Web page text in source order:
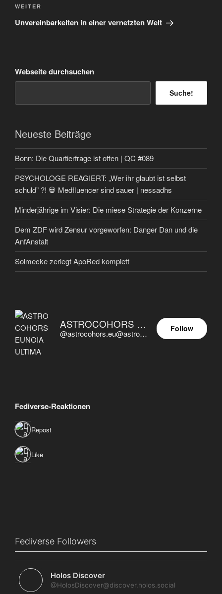
Nächster
Beitrag
WEITER
Unvereinbarkeiten in einer vernetzten Welt
Webseite durchsuchen
Suche!
Neueste Beiträge
Bonn: Die Quartierfrage ist offen | QC #089
PSYCHOLOGE REAGIERT: „Wer ihr glaubt ist selbst
schuld” ?! 💀 Medfluencer sind sauer | nessadhs
Minderjährige im Visier: Die miese Strategie der Konzerne
Dem ZDF wird Zensur vorgeworfen: Danger Dan und die
AnfAnstalt
Solmecke zerlegt ApoRed komplett
ASTROCOHORS EUNOIA ULTIMA
@astrocohors.eu@astrocohors.eu
Follow
Fediverse-Reaktionen
1 Repost
1 Like
Fediverse Followers
Holos Discover
@HolosDiscover@discover.holos.social